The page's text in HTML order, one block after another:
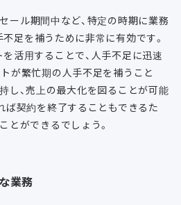
ール期間中など、特定の時期に業務
足を補うために非常に有効です。
活用することで、人手不足に迅速
が繁忙期の人手不足を補うこと
し、売上の最大化を図ることが可能
ば契約を終了することもできるた
とができるでしょう。
業務